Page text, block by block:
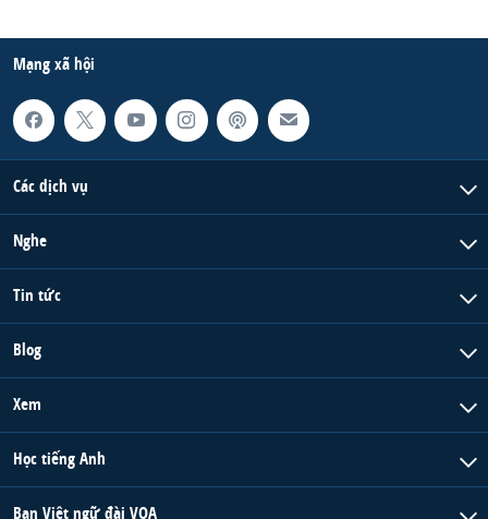
Mạng xã hội
Các dịch vụ
Nghe
Tin tức
Blog
Xem
Học tiếng Anh
Ban Việt ngữ đài VOA